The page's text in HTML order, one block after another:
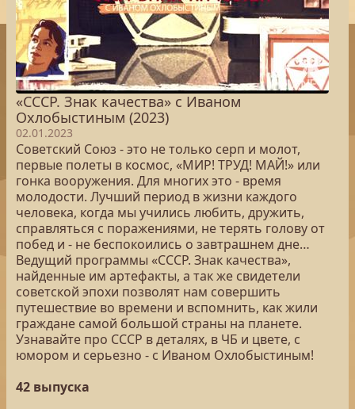
«СССР. Знак качества» с Иваном
Охлобыстиным (2023)
02.01.2023
Советский Союз - это не только серп и молот,
первые полеты в космос, «МИР! ТРУД! МАЙ!» или
гонка вооружения. Для многих это - время
молодости. Лучший период в жизни каждого
человека, когда мы учились любить, дружить,
справляться с поражениями, не терять голову от
побед и - не беспокоились о завтрашнем дне…
Ведущий программы «СССР. Знак качества»,
найденные им артефакты, а так же свидетели
советской эпохи позволят нам совершить
путешествие во времени и вспомнить, как жили
граждане самой большой страны на планете.
Узнавайте про СССР в деталях, в ЧБ и цвете, с
юмором и серьезно - с Иваном Охлобыстиным!
42 выпуска